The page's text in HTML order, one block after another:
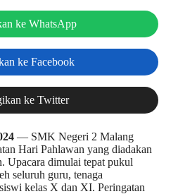
ke WhatsApp
ke Facebook
ke Twitter
— SMK Negeri 2 Malang
Hari Pahlawan yang diadakan
Upacara dimulai tepat pukul
seluruh guru, tenaga
kelas X dan XI. Peringatan